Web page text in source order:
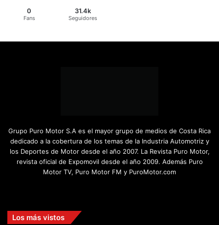
0
Fans
31.4k
Seguidores
Grupo Puro Motor S.A es el mayor grupo de medios de Costa Rica
dedicado a la cobertura de los temas de la Industria Automotriz y
los Deportes de Motor desde el año 2007. La Revista Puro Motor,
revista oficial de Expomovil desde el año 2009. Además Puro
Motor TV, Puro Motor FM y PuroMotor.com
Los más vistos